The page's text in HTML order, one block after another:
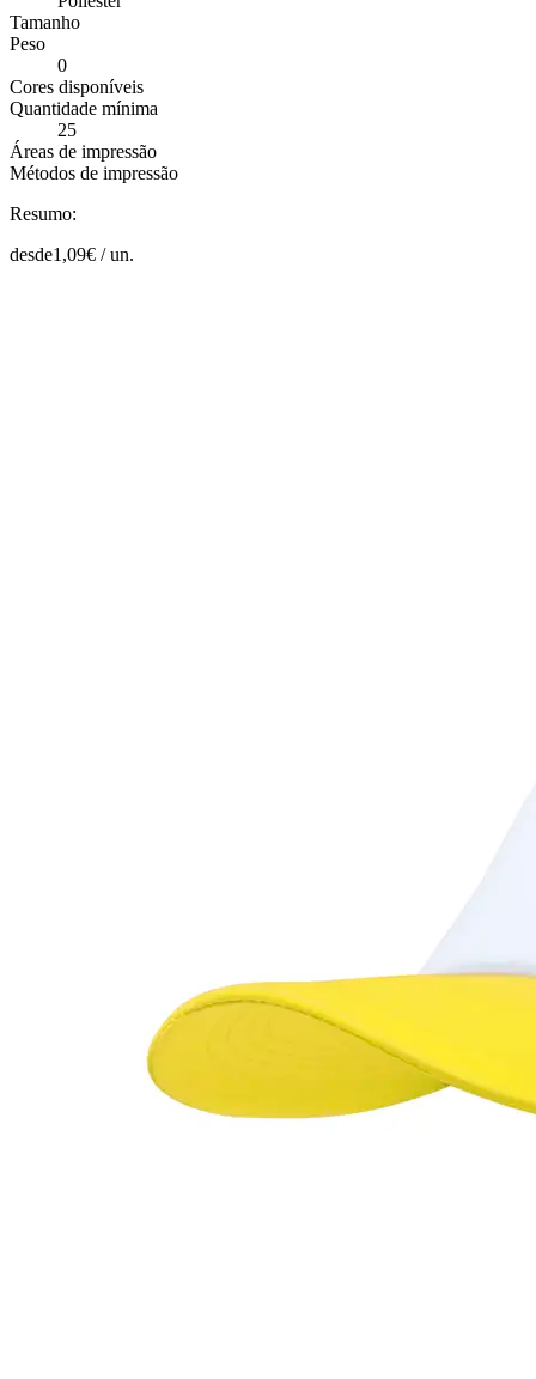
Tamanho
Peso
0
Cores disponíveis
Quantidade mínima
25
Áreas de impressão
Métodos de impressão
Resumo:
desde1,09€ /un.